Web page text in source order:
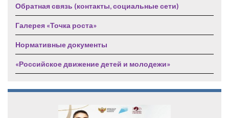
Обратная связь (контакты, социальные сети)
Галерея «Точка роста»
Нормативные документы
«Российское движение детей и молодежи»